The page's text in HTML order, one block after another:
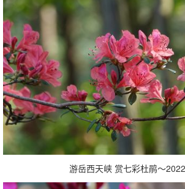
游岳西天峡 赏七彩杜鹃～